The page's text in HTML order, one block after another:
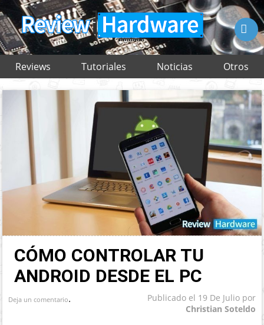
Reviews Tutoriales Noticias Otros
CÓMO CONTROLAR TU
ANDROID DESDE EL PC
Publicado el 19 De Juliopor
Christian Soteldo
Deja un comentario.
